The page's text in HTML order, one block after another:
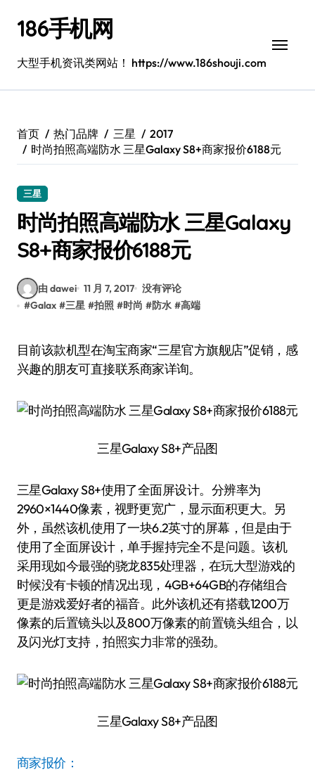
186手机网
大型手机资讯类网站！ https://www.186shouji.com
首页 热门品牌 三星
2017
时尚拍照高端防水 三星Galaxy S8+商家报价6188元
三星
时尚拍照高端防水 三星Galaxy
S8+商家报价6188元
由 dawei 11 月 7, 2017 没有评论
#Galax #三星 #拍照 #时尚 #防水 #高端
目前该款机型在淘宝商家“三星官方旗舰店”促销，感
兴趣的朋友可直接联系商家详询。
三星Galaxy S8+产品图
三星Galaxy S8+使用了全面屏设计。分辨率为
2960×1440像素，视野更宽广，显示面积更大。另
外，虽然该机使用了一块6.2英寸的屏幕，但是由于
使用了全面屏设计，单手握持完全不是问题。该机
采用现如今最强的骁龙835处理器，在玩大型游戏的
时候没有卡顿的情况出现，4GB+64GB的存储组合
更是游戏爱好者的福音。此外该机还有搭载1200万
像素的后置镜头以及800万像素的前置镜头组合，以
及闪光灯支持，拍照实力非常的强劲。
三星Galaxy S8+产品图
商家报价：